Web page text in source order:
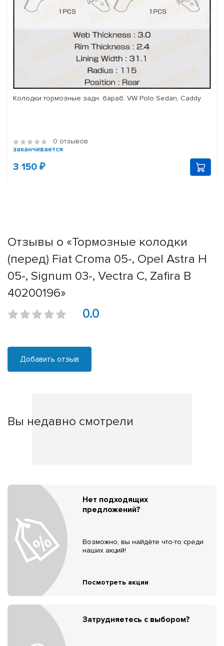
Колодки тормозные задн. бараб. VW Polo Sedan, Caddy
0 отзывов
заканчивается
3 150 ₽
Отзывы о «Тормозные колодки
(перед) Fiat Croma 05-, Opel Astra H
05-, Signum 03-, Vectra C, Zafira B
40200196»
0.0
Добавить отзыв
Вы недавно смотрели
Нет подходящих
предложений?
Возможно, вы найдёте что-то среди
наших акций!
Посмотреть акции
Затрудняетесь с выбором?